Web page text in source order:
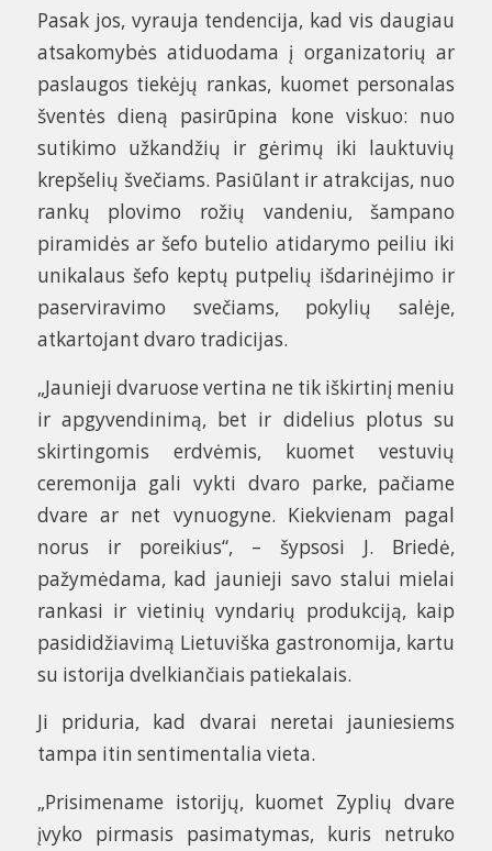
Pasak jos, vyrauja tendencija, kad vis daugiau
atsakomybės atiduodama į organizatorių ar
paslaugos tiekėjų rankas, kuomet personalas
šventės dieną pasirūpina kone viskuo: nuo
sutikimo užkandžių ir gėrimų iki lauktuvių
krepšelių švečiams. Pasiūlant ir atrakcijas, nuo
rankų plovimo rožių vandeniu, šampano
piramidės ar šefo butelio atidarymo peiliu iki
unikalaus šefo keptų putpelių išdarinėjimo ir
paserviravimo svečiams, pokylių salėje,
atkartojant dvaro tradicijas.
„Jaunieji dvaruose vertina ne tik iškirtinį meniu
ir apgyvendinimą, bet ir didelius plotus su
skirtingomis erdvėmis, kuomet vestuvių
ceremonija gali vykti dvaro parke, pačiame
dvare ar net vynuogyne. Kiekvienam pagal
norus ir poreikius“, – šypsosi J. Briedė,
pažymėdama, kad jaunieji savo stalui mielai
rankasi ir vietinių vyndarių produkciją, kaip
pasididžiavimą Lietuviška gastronomija, kartu
su istorija dvelkiančiais patiekalais.
Ji priduria, kad dvarai neretai jauniesiems
tampa itin sentimentalia vieta.
„Prisimename istorijų, kuomet Zyplių dvare
įvyko pirmasis pasimatymas, kuris netruko